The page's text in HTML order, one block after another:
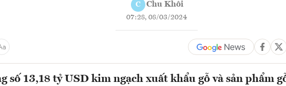
C Chu Khôi
07:28, 08/03/2024
số 13,18 tỷ USD kim ngạch xuất khẩu gỗ và sản phẩm